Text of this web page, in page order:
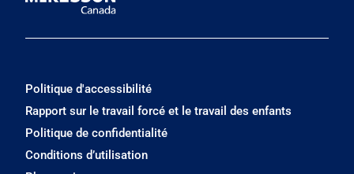
Politique d'accessibilité
Rapport sur le travail forcé et le travail des enfants
Politique de confidentialité
Conditions d’utilisation